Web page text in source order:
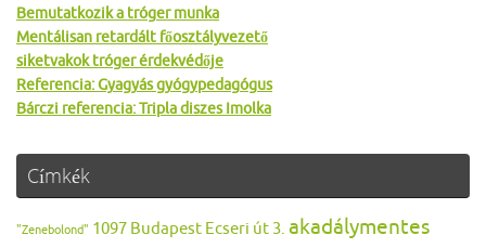
Bemutatkozik a tróger munka
Mentálisan retardált főosztályvezető
siketvakok tróger érdekvédője
Referencia: Gyagyás gyógypedagógus
Bárczi referencia: Tripla diszes Imolka
Címkék
"Zenebolond" 1097 Budapest Ecseri út 3. akadálymentes